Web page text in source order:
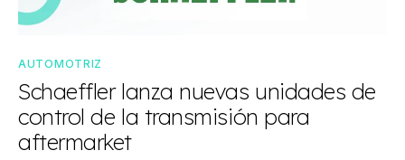
AUTOMOTRIZ
Schaeffler lanza nuevas unidades de
control de la transmisión para
aftermarket